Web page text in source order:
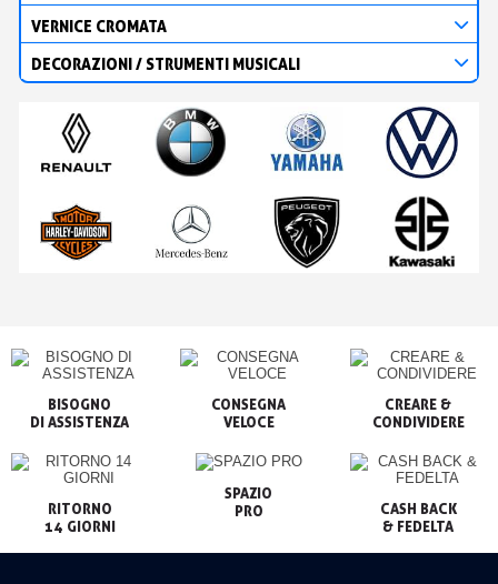
VERNICE CROMATA
DECORAZIONI / STRUMENTI MUSICALI
BISOGNO
CONSEGNA
VELOCE
CREARE &
CONDIVIDERE
RITORNO
14 GIORNI
SPAZIO
PRO
CASH BACK
& FEDELTA